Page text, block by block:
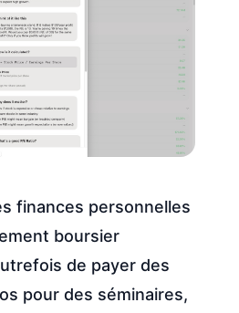
finances personnelles
boursier
de payer des
pour des séminaires,